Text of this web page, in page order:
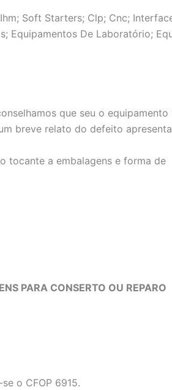
Soft Starters; Clp; Cnc;
Equipamentos De Laboratório;
que seu o equipamento
breve relato do defeito
tocante a embalagens e forma de
PARA CONSERTO OU REPARO
o CFOP 6915.